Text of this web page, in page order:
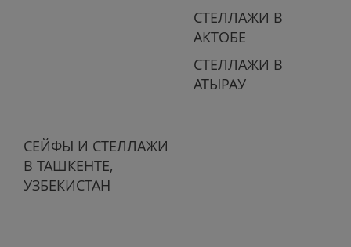
СТЕЛЛАЖИ В
АКТОБЕ
СТЕЛЛАЖИ В
АТЫРАУ
СЕЙФЫ И СТЕЛЛАЖИ
В ТАШКЕНТЕ,
УЗБЕКИСТАН